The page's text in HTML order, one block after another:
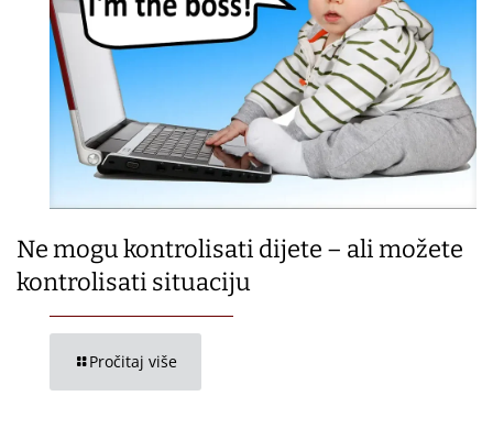
Ne mogu kontrolisati dijete – ali možete
kontrolisati situaciju
Pročitaj više